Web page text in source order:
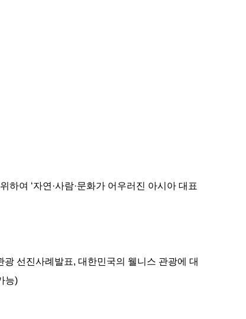
여 ‘자연·사람·문화가 어우러진 아시아 대표
선진사례발표, 대한민국의 웰니스 관광에 대
능)